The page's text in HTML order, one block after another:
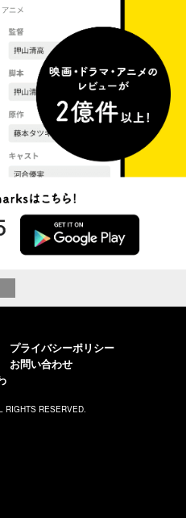
プライバシーポリシー
お問い合わせ
RIGHTS RESERVED.